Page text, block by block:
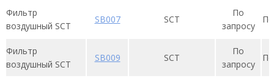
Фильтр
воздушный SCT
SB007 SСT
По
запросу
Фильтр
воздушный SCT
SB009 SСT
По
запросу